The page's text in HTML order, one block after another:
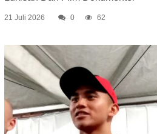
21 Juli 2026 0 62